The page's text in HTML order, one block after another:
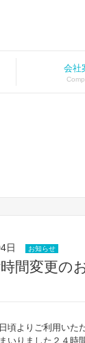
会社
日 お知らせ
間変更の
頃よりご利用いた
いりました２４時